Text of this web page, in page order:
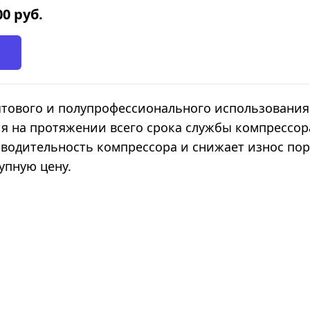
руб.
и полупрофессионального
на протяжении всего срока службы
компрессора и снижает износ
цену.